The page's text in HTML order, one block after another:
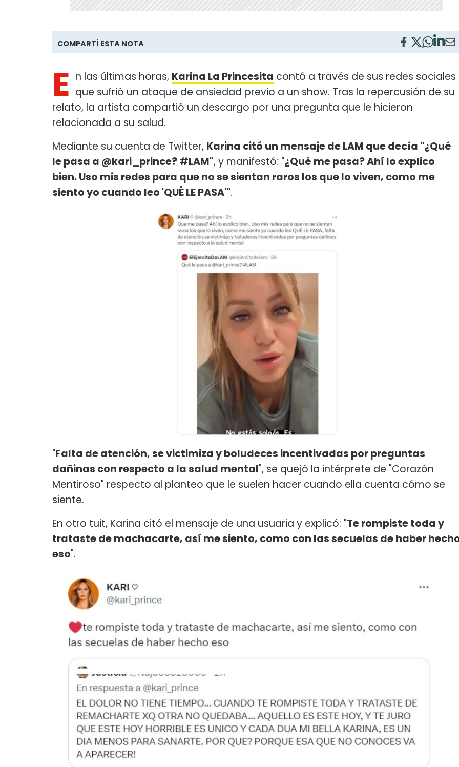
COMPARTÍ ESTA NOTA
E n las últimas horas, Karina La Princesita contó a través de sus redes sociales
que sufrió un ataque de ansiedad previo a un show. Tras la repercusión de su
relato, la artista compartió un descargo por una pregunta que le hicieron
relacionada a su salud.
Mediante su cuenta de Twitter, Karina citó un mensaje de LAM que decía "¿Qué
le pasa a @kari_prince? #LAM", y manifestó: "¿Qué me pasa? Ahí lo explico
bien. Uso mis redes para que no se sientan raros los que lo viven, como me
siento yo cuando leo 'QUÉ LE PASA'".
"Falta de atención, se victimiza y boludeces incentivadas por preguntas
dañinas con respecto a la salud mental", se quejó la intérprete de "Corazón
Mentiroso" respecto al planteo que le suelen hacer cuando ella cuenta cómo se
siente.
En otro tuit, Karina citó el mensaje de una usuaria y explicó: "Te rompiste toda y
trataste de machacarte, así me siento, como con las secuelas de haber
eso".